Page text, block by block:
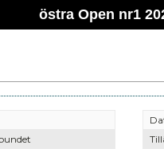
östra Open nr1